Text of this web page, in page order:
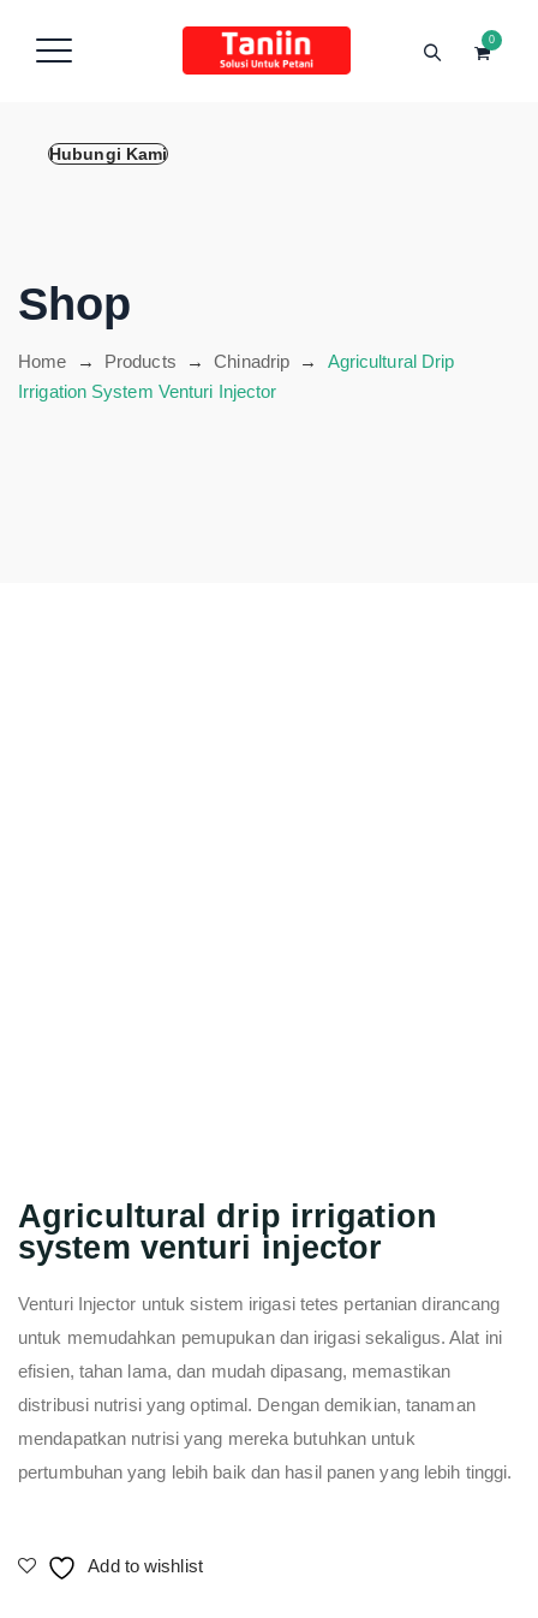
Hubungi Kami
0
Shop
Home → Products →Chinadrip → Agricultural Drip
Irrigation System Venturi Injector
Agricultural drip irrigation
system venturi injector
Venturi Injector untuk sistem irigasi tetes pertanian dirancang
untuk memudahkan pemupukan dan irigasi sekaligus. Alat ini
efisien, tahan lama, dan mudah dipasang, memastikan
distribusi nutrisi yang optimal. Dengan demikian, tanaman
mendapatkan nutrisi yang mereka butuhkan untuk
pertumbuhan yang lebih baik dan hasil panen yang lebih tinggi.
Add to wishlist